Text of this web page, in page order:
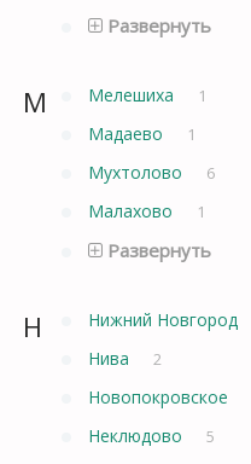
Развернуть
М Мелешиха 1
Мадаево 1
Мухтолово 6
Малахово 1
Развернуть
Н Нижний Новгород
Нива 2
Новопокровское
Неклюдово 5